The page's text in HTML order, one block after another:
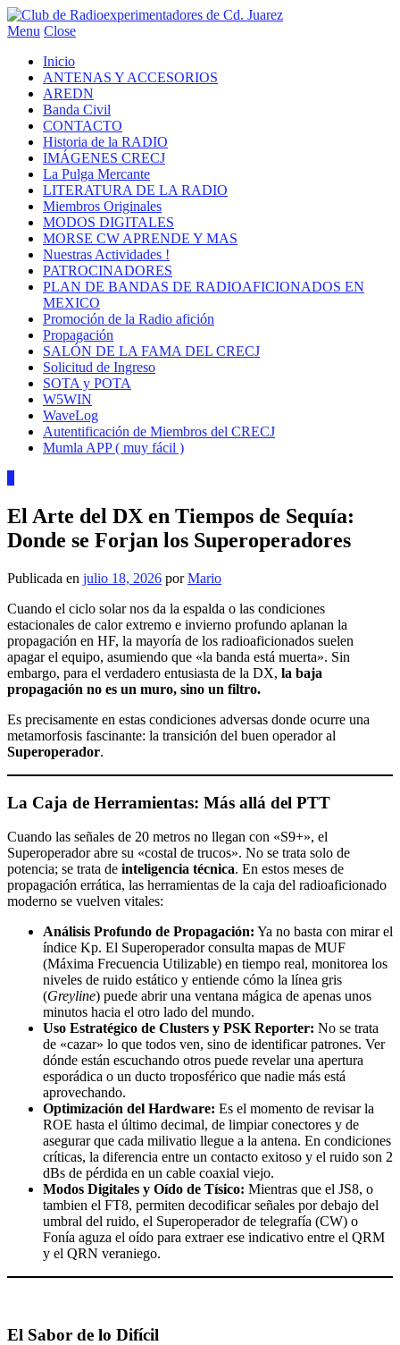
Menu Close
Inicio
ANTENAS Y ACCESORIOS
AREDN
Banda Civil
CONTACTO
Historia de la RADIO
IMÁGENES CRECJ
La Pulga Mercante
LITERATURA DE LA RADIO
Miembros Originales
MODOS DIGITALES
MORSE CW APRENDE Y MAS
Nuestras Actividades !
PATROCINADORES
PLAN DE BANDAS DE RADIOAFICIONADOS EN
MEXICO
Promoción de la Radio afición
Propagación
SALÓN DE LA FAMA DEL CRECJ
Solicitud de Ingreso
SOTA y POTA
W5WIN
WaveLog
Autentificación de Miembros del CRECJ
Mumla APP ( muy fácil )
El Arte del DX en Tiempos de Sequía:
Donde se Forjan los Superoperadores
Publicada en julio 18, 2026 porMario
Cuando el ciclo solar nos da la espalda o las condiciones
estacionales de calor extremo e invierno profundo aplanan la
propagación en HF, la mayoría de los radioaficionados suelen
apagar el equipo, asumiendo que «la banda está muerta». Sin
embargo, para el verdadero entusiasta de la DX, la baja
propagación no es un muro, sino un filtro.
Es precisamente en estas condiciones adversas donde ocurre una
metamorfosis fascinante: la transición del buen operador al
Superoperador.
La Caja de Herramientas: Más allá del PTT
Cuando las señales de 20 metros no llegan con «S9+», el
Superoperador abre su «costal de trucos». No se trata solo de
potencia; se trata de inteligencia técnica. En estos meses de
propagación errática, las herramientas de la caja del radioaficionado
moderno se vuelven vitales:
Análisis Profundo de Propagación: Ya no basta con mirar el
índice Kp. El Superoperador consulta mapas de MUF
(Máxima Frecuencia Utilizable) en tiempo real, monitorea los
niveles de ruido estático y entiende cómo la línea gris
(Greyline) puede abrir una ventana mágica de apenas unos
minutos hacia el otro lado del mundo.
Uso Estratégico de Clusters y PSK Reporter: No se trata
de «cazar» lo que todos ven, sino de identificar patrones. Ver
dónde están escuchando otros puede revelar una apertura
esporádica o un ducto troposférico que nadie más está
aprovechando.
Optimización del Hardware: Es el momento de revisar la
ROE hasta el último decimal, de limpiar conectores y de
asegurar que cada milivatio llegue a la antena. En condiciones
críticas, la diferencia entre un contacto exitoso y el ruido son 2
dBs de pérdida en un cable coaxial viejo.
Modos Digitales y Oído de Tísico: Mientras que el JS8, o
tambien el FT8, permiten decodificar señales por debajo del
umbral del ruido, el Superoperador de telegrafía (CW) o
Fonía aguza el oído para extraer ese indicativo entre el QRM
y el QRN veraniego.
El Sabor de lo Difícil